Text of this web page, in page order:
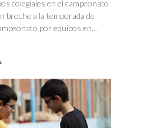
colegiales en el campeonato
broche a la temporada de
por equipos en...